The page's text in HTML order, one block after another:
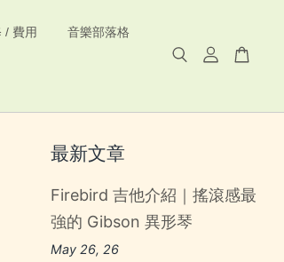
/ 費用 音樂部落格
最新文章
Firebird 吉他介紹｜搖滾感最
強的 Gibson 異形琴
May 26, 26